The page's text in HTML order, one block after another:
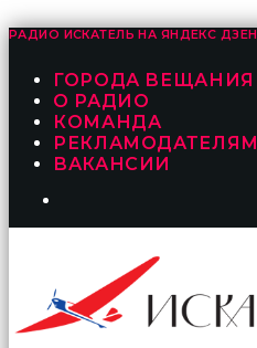
РАДИО ИСКАТЕЛЬ НА ЯНДЕКС ДЗЕН
ГОРОДА ВЕЩАНИЯ
О РАДИО
КОМАНДА
РЕКЛАМОДАТЕЛЯМ
ВАКАНСИИ